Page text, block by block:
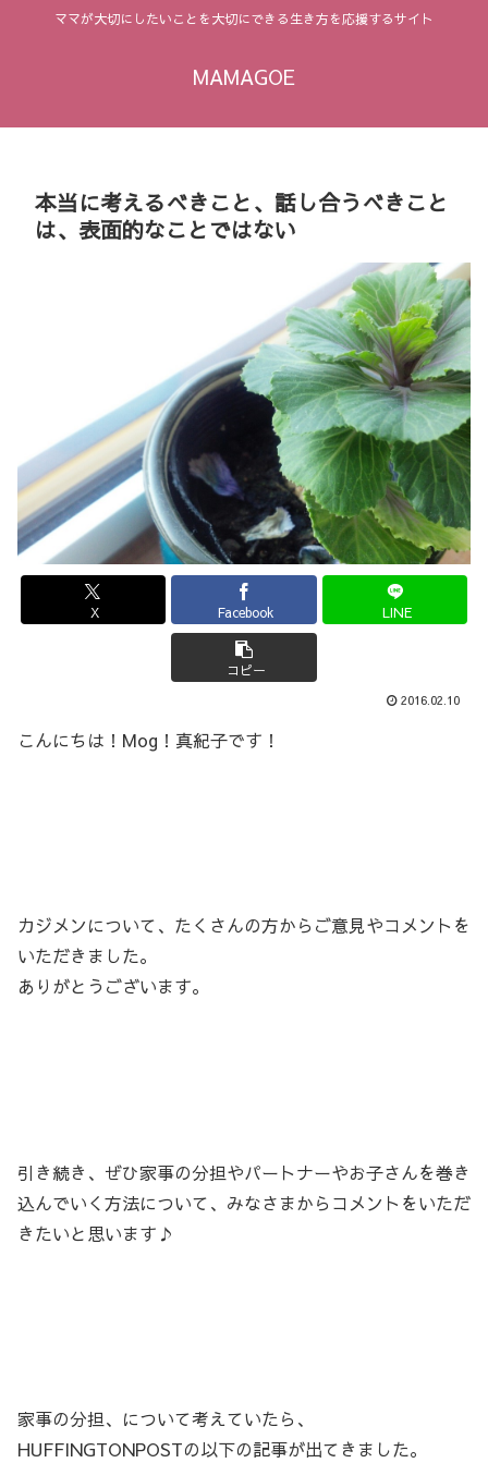
ママが大切にしたいことを大切にできる生き方を応援するサイト
MAMAGOE
本当に考えるべきこと、話し合うべきこと
は、表面的なことではない
X Facebook LINE
コピー
2016.02.10
こんにちは！Mog！真紀子です！
カジメンについて、たくさんの方からご意見やコメントを
いただきました。
ありがとうございます。
引き続き、ぜひ家事の分担やパートナーやお子さんを巻き
込んでいく方法について、みなさまからコメントをいただ
きたいと思います♪
家事の分担、について考えていたら、
HUFFINGTONPOSTの以下の記事が出てきました。